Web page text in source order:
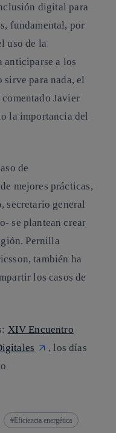
digital para
fundamental, por
uso de la
anticiparse a los
sirve para nada, el
comentado Javier
la importancia del
de
mejores prácticas,
secretario general
se plantean crear
Pernilla
también ha
los casos de
: XIV Encuentro
, los días
Eficiencia energética